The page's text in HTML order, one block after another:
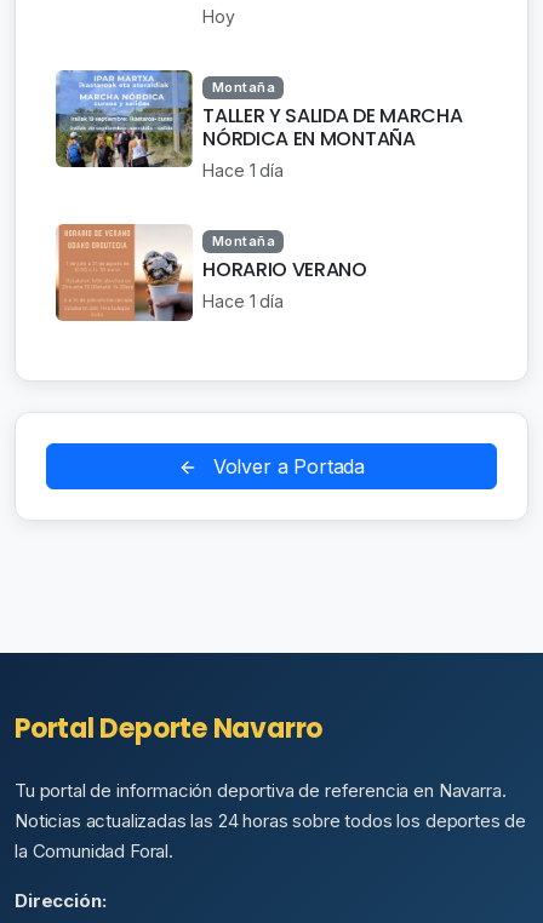
Hoy
Montaña
TALLER Y SALIDA DE MARCHA
NÓRDICA EN MONTAÑA
Hace 1 día
Montaña
HORARIO VERANO
Hace 1 día
Volver a Portada
Portal Deporte Navarro
Tu portal de información deportiva de referencia en Navarra.
Noticias actualizadas las 24 horas sobre todos los deportes de
la Comunidad Foral.
Dirección: